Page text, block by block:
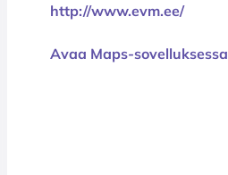
http://www.evm.ee/
Avaa Maps-sovelluksessa